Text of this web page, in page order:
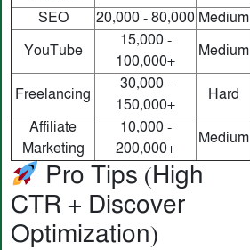
SEO
20,000 - 80,000 Medium
YouTube
15,000 -
100,000+
Medium
Freelancing
30,000 -
150,000+
Hard
Affiliate
Marketing
10,000 -
200,000+
Medium
Pro Tips (High
CTR + Discover
Optimization)